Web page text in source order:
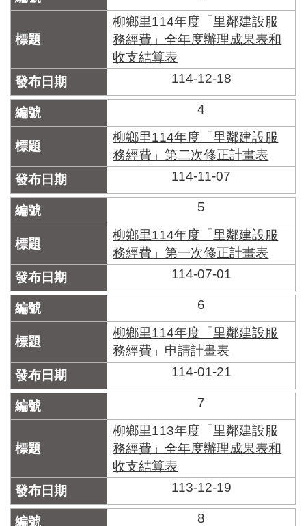
產
臺
北
區
里
界
說
臺
市
鄰
長
名
柳鄉里114年度「里鄰建設服
務經費」全年度辦理成果表和
收支結算表
114-12-18
4
柳鄉里114年度「里鄰建設服
務經費」第二次修正計畫表
114-11-07
5
柳鄉里114年度「里鄰建設服
務經費」第一次修正計畫表
114-07-01
6
柳鄉里114年度「里鄰建設服
務經費」申請計畫表
114-01-21
7
柳鄉里113年度「里鄰建設服
務經費」全年度辦理成果表和
收支結算表
113-12-19
8